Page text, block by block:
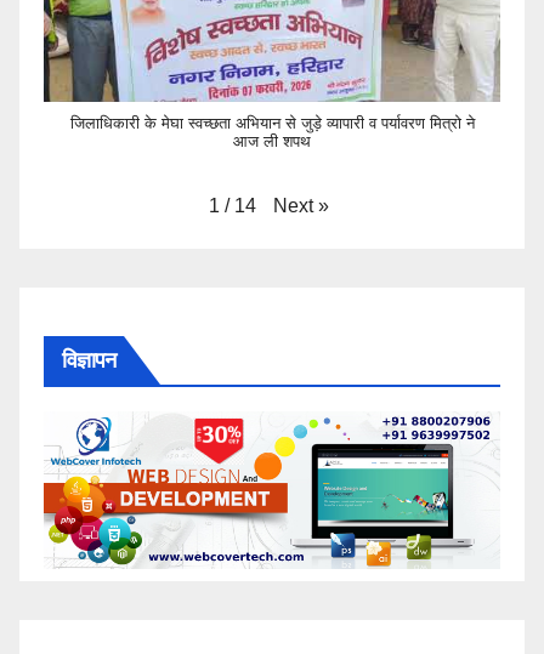
जिलाधिकारी के मेघा स्वच्छता अभियान से जुड़े व्यापारी व पर्यावरण मित्रो ने
आज ली शपथ
1 / 14 Next »
विज्ञापन